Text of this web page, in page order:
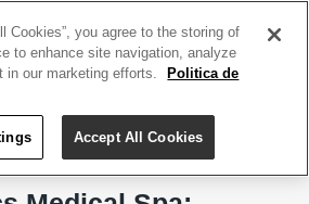
Spa, Bayamón
Cookies”, you agree to the storing of
to enhance site navigation, analyze
in our marketing efforts.
Politica de
Accept All Cookies